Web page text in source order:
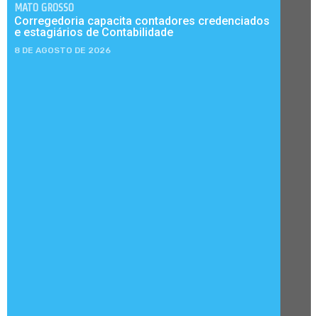
MATO GROSSO
Corregedoria capacita contadores credenciados
e estagiários de Contabilidade
8 DE AGOSTO DE 2026